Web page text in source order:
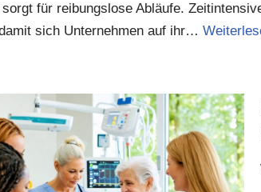
sorgt für reibungslose Abläufe.
sich Unternehmen auf ihr…